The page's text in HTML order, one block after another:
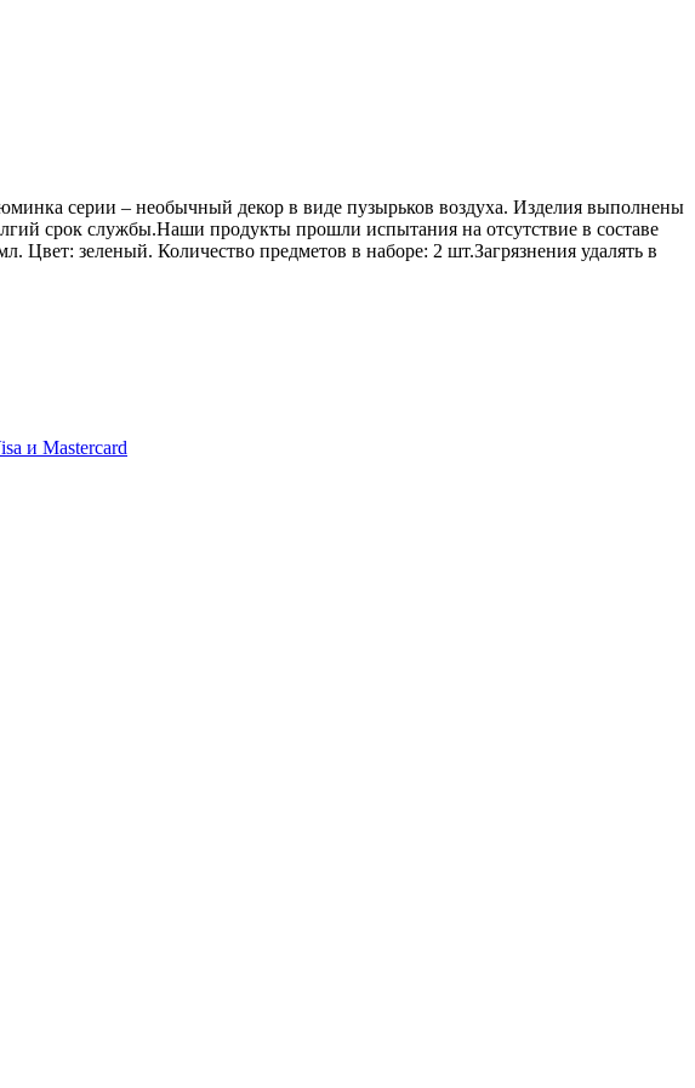
серии – необычный декор в виде пузырьков воздуха. Изделия выполнены
срок службы.Наши продукты прошли испытания на отсутствие в составе
зеленый. Количество предметов в наборе: 2 шт.Загрязнения удалять в
и Mastercard